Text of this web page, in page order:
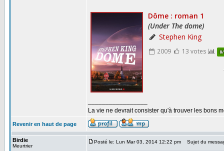
La vie ne devrait consister qu'à trouver les bons
Revenir en haut de page
Birdie
Meurtrier
Posté le: Lun Mar 03, 2014 12:22 pm Sujet du